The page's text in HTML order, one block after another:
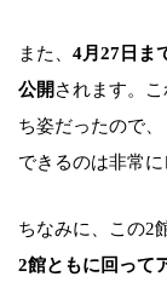
また、 4月27日ま
公開 されます。
ち姿だったので
できるのは非常に
ちなみに、この2
2館ともに回って